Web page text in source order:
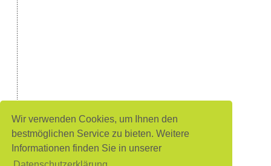
Wir verwenden Cookies, um Ihnen den
bestmöglichen Service zu bieten. Weitere
Informationen finden Sie in unserer